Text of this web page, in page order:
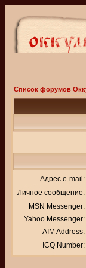
Список форумов
Адрес e-mail:
Личное сообщение:
MSN Messenger:
Yahoo Messenger:
AIM Address:
ICQ Number: